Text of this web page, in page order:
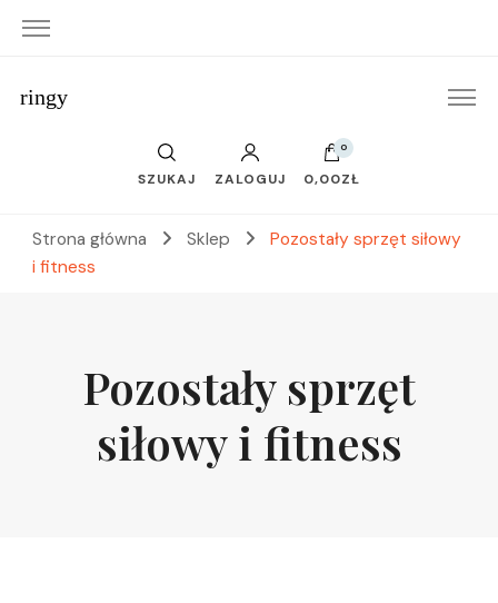
ringy
SZUKAJ ZALOGUJ
0
0,00ZŁ
Strona główna Sklep
Pozostały sprzęt siłowy
i fitness
Pozostały sprzęt
siłowy i fitness